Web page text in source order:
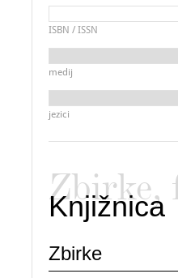
ISBN / ISSN
medij
jezici
Zbirke,
Knjižnica
Zbirke